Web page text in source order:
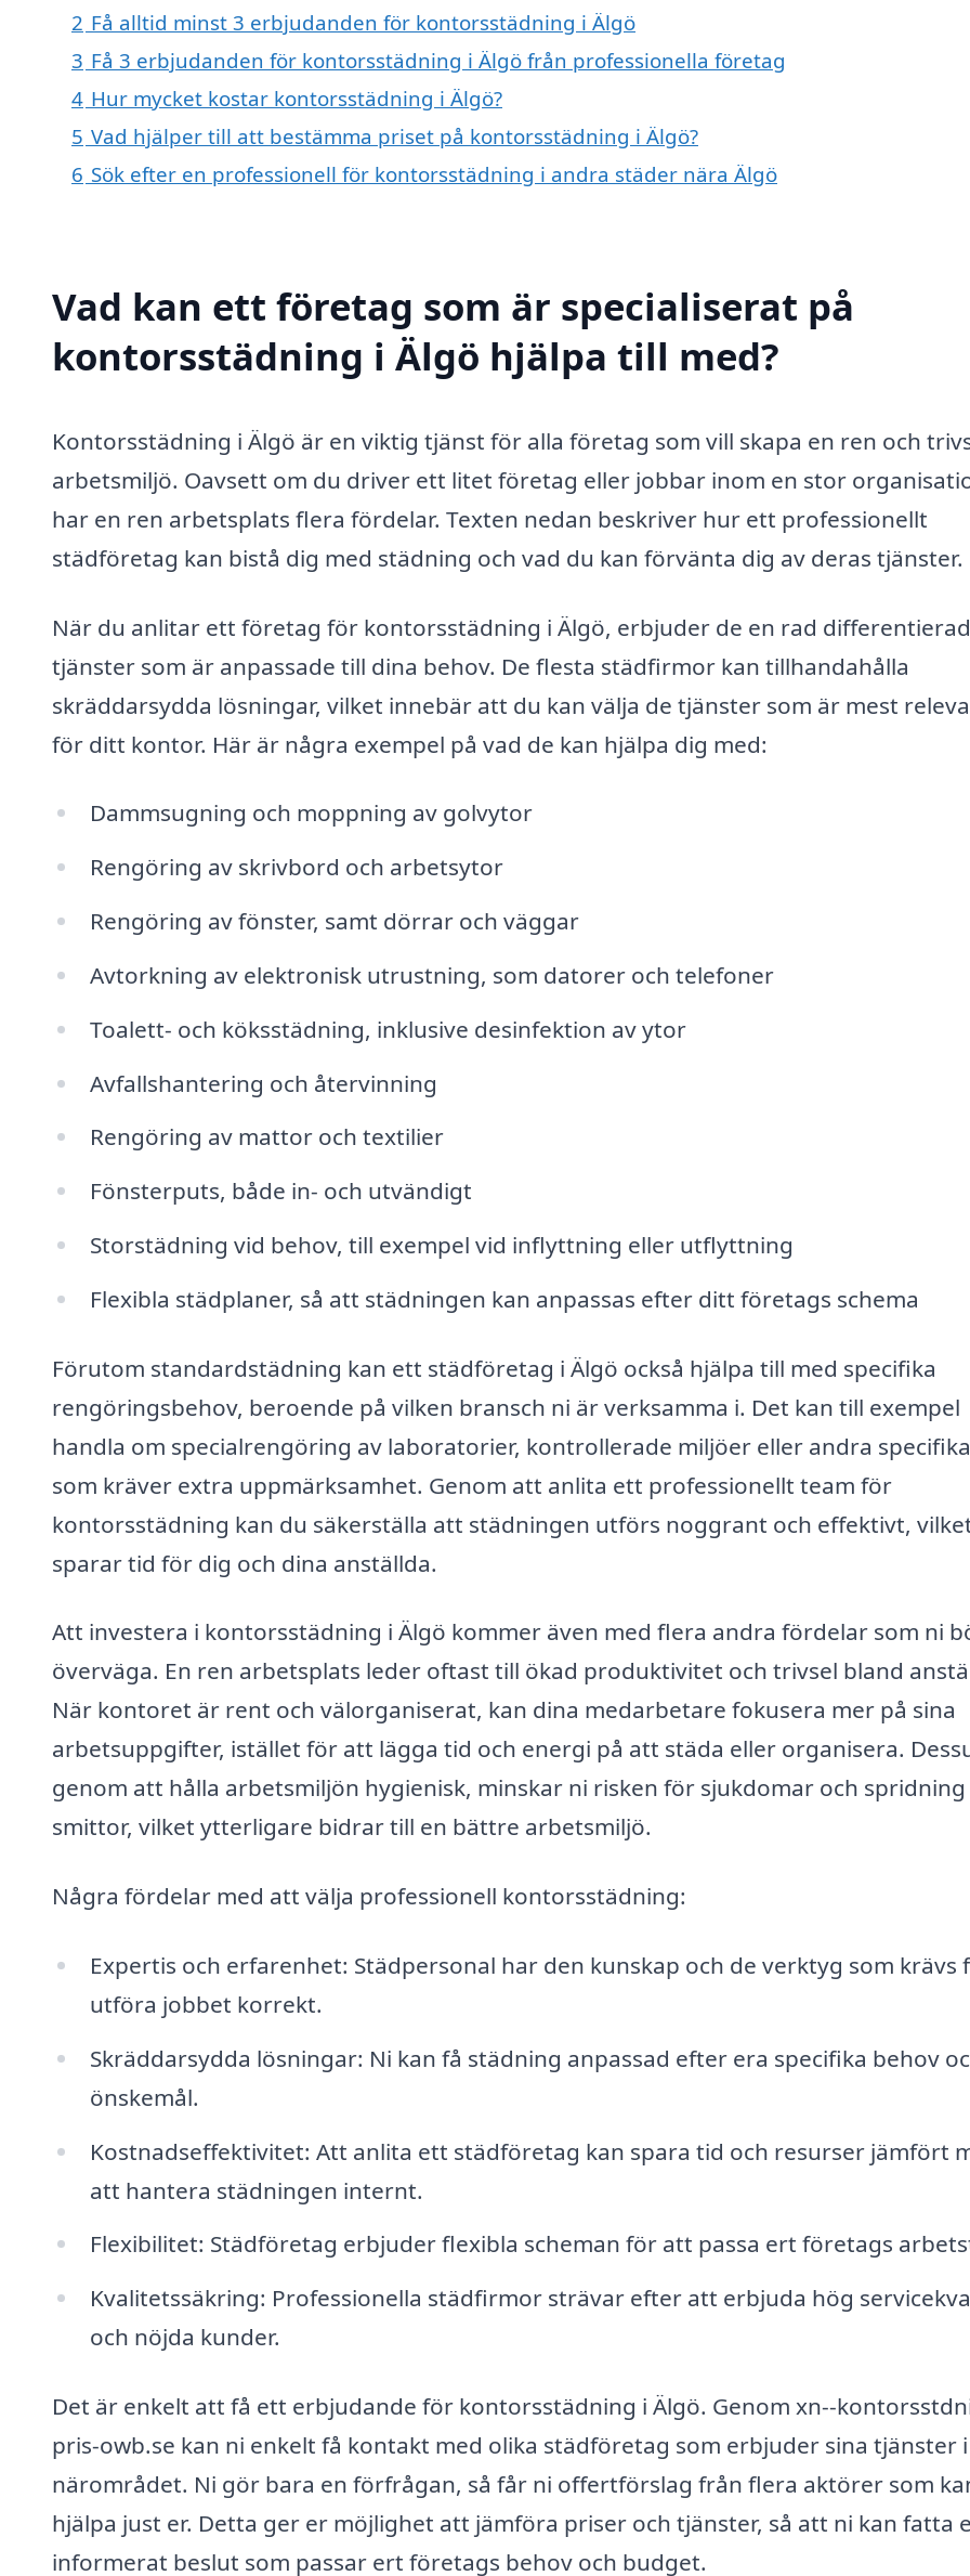
2 Få alltid minst 3 erbjudanden för kontorsstädning i Älgö
3 Få 3 erbjudanden för kontorsstädning i Älgö från professionella företag
4 Hur mycket kostar kontorsstädning i Älgö?
5 Vad hjälper till att bestämma priset på kontorsstädning i Älgö?
6 Sök efter en professionell för kontorsstädning i andra städer nära Älgö
Vad kan ett företag som är specialiserat på
kontorsstädning i Älgö hjälpa till med?
Kontorsstädning i Älgö är en viktig tjänst för alla företag som vill skapa en ren och
arbetsmiljö. Oavsett om du driver ett litet företag eller jobbar inom en stor
har en ren arbetsplats flera fördelar. Texten nedan beskriver hur ett professionellt
städföretag kan bistå dig med städning och vad du kan förvänta dig av deras tjänster.
När du anlitar ett företag för kontorsstädning i Älgö, erbjuder de en rad
tjänster som är anpassade till dina behov. De flesta städfirmor kan tillhandahålla
skräddarsydda lösningar, vilket innebär att du kan välja de tjänster som är mest
för ditt kontor. Här är några exempel på vad de kan hjälpa dig med:
Dammsugning och moppning av golvytor
Rengöring av skrivbord och arbetsytor
Rengöring av fönster, samt dörrar och väggar
Avtorkning av elektronisk utrustning, som datorer och telefoner
Toalett- och köksstädning, inklusive desinfektion av ytor
Avfallshantering och återvinning
Rengöring av mattor och textilier
Fönsterputs, både in- och utvändigt
Storstädning vid behov, till exempel vid inflyttning eller utflyttning
Flexibla städplaner, så att städningen kan anpassas efter ditt företags schema
Förutom standardstädning kan ett städföretag i Älgö också hjälpa till med specifika
rengöringsbehov, beroende på vilken bransch ni är verksamma i. Det kan till exempel
handla om specialrengöring av laboratorier, kontrollerade miljöer eller andra
som kräver extra uppmärksamhet. Genom att anlita ett professionellt team för
kontorsstädning kan du säkerställa att städningen utförs noggrant och effektivt,
sparar tid för dig och dina anställda.
Att investera i kontorsstädning i Älgö kommer även med flera andra fördelar som ni
överväga. En ren arbetsplats leder oftast till ökad produktivitet och trivsel bland
När kontoret är rent och välorganiserat, kan dina medarbetare fokusera mer på sina
arbetsuppgifter, istället för att lägga tid och energi på att städa eller organisera.
genom att hålla arbetsmiljön hygienisk, minskar ni risken för sjukdomar och spridning
smittor, vilket ytterligare bidrar till en bättre arbetsmiljö.
Några fördelar med att välja professionell kontorsstädning:
Expertis och erfarenhet: Städpersonal har den kunskap och de verktyg som krävs
utföra jobbet korrekt.
Skräddarsydda lösningar: Ni kan få städning anpassad efter era specifika behov
önskemål.
Kostnadseffektivitet: Att anlita ett städföretag kan spara tid och resurser jämfört
att hantera städningen internt.
Flexibilitet: Städföretag erbjuder flexibla scheman för att passa ert företags
Kvalitetssäkring: Professionella städfirmor strävar efter att erbjuda hög
och nöjda kunder.
Det är enkelt att få ett erbjudande för kontorsstädning i Älgö. Genom xn--
pris-owb.se kan ni enkelt få kontakt med olika städföretag som erbjuder sina tjänster i
närområdet. Ni gör bara en förfrågan, så får ni offertförslag från flera aktörer som
hjälpa just er. Detta ger er möjlighet att jämföra priser och tjänster, så att ni kan fatta
informerat beslut som passar ert företags behov och budget.